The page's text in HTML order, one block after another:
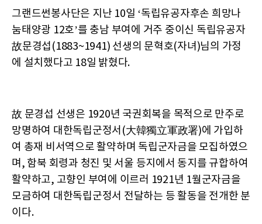
그랜드썬봉사단은 지난 10일 ‘독립유공자후손 희망나
눔태양광 12호’를 충남 부여에 거주 중이신 독립유공자
故문경섭(1883~1941) 선생의 문혁호(자녀)님의 가정
에 설치했다고 18일 밝혔다.
故 문경섭 선생은 1920년 국권회복을 목적으로 만주로
망명하여 대한독립군정서(大韓獨立軍政署)에 가입하
여 총재 비서역으로 활약하며 독립군자금을 모집하였으
며, 함북 회령과 청진 및 서울 등지에서 동지를 규합하여
활약하고, 고향인 부여에 이르러 1921년 1월군자금을
모금하여 대한독립군정서 전달하는 등 활동을 전개한 분
이다.